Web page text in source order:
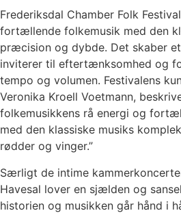
Frederiksdal Chamber Folk
fortællende folkemusik med den
præcision og dybde. Det skaber
inviterer til eftertænksomhed og
tempo og volumen. Festivalens
Veronika Kroell Voetmann,
folkemusikkens rå energi og
med den klassiske musiks
rødder og vinger.”
Særligt de intime
Havesal lover en sjælden og
historien og musikken går hånd i